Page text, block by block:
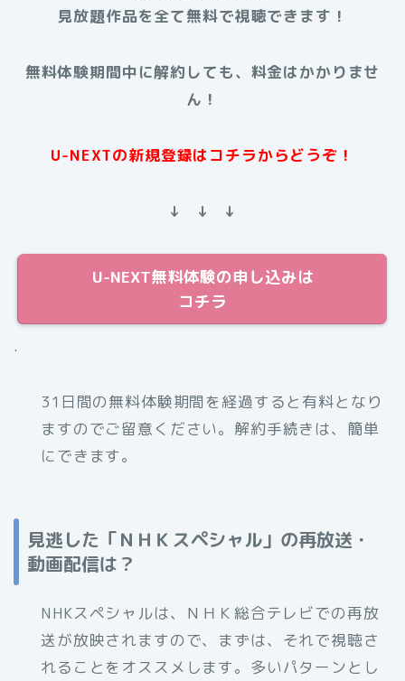
見放題作品を全て無料で視聴できます！
無料体験期間中に解約しても、料金はかかりませ
ん！
U-NEXTの新規登録はコチラからどうぞ！
↓ ↓ ↓
U-NEXT無料体験の申し込みは
コチラ
.
31日間の無料体験期間を経過すると有料となり
ますのでご留意ください。解約手続きは、簡単
にできます。
見逃した「ＮＨＫスペシャル」の再放送・
動画配信は？
NHKスペシャルは、ＮＨＫ総合テレビでの再放
送が放映されますので、まずは、それで視聴さ
れることをオススメします。多いパターンとし